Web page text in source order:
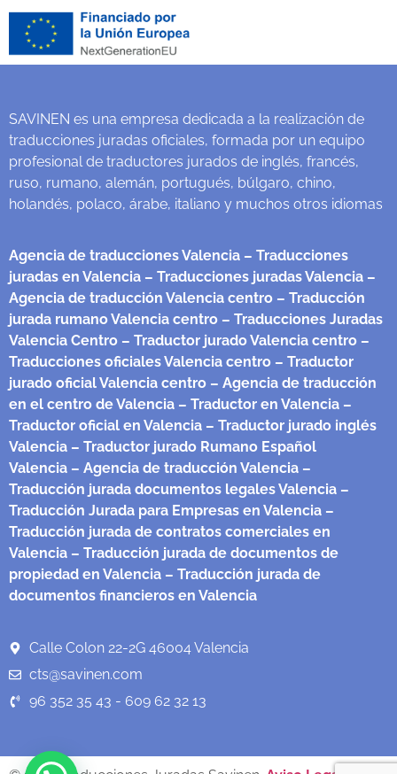
SAVINEN es una empresa dedicada a la realización de
traducciones juradas oficiales, formada por un equipo
profesional de traductores jurados de inglés, francés,
ruso, rumano, alemán, portugués, búlgaro, chino,
holandés, polaco, árabe, italiano y muchos otros idiomas
Agencia de traducciones Valencia – Traducciones
juradas en Valencia – Traducciones juradas Valencia –
Agencia de traducción Valencia centro – Traducción
jurada rumano Valencia centro – Traducciones Juradas
Valencia Centro – Traductor jurado Valencia centro –
Traducciones oficiales Valencia centro – Traductor
jurado oficial Valencia centro – Agencia de traducción
en el centro de Valencia – Traductor en Valencia –
Traductor oficial en Valencia – Traductor jurado inglés
Valencia – Traductor jurado Rumano Español
Valencia – Agencia de traducción Valencia –
Traducción jurada documentos legales Valencia –
Traducción Jurada para Empresas en Valencia –
Traducción jurada de contratos comerciales en
Valencia – Traducción jurada de documentos de
propiedad en Valencia – Traducción jurada de
documentos financieros en Valencia
Calle Colon 22-2G 46004 Valencia
cts@savinen.com
96 352 35 43 - 609 62 32 13